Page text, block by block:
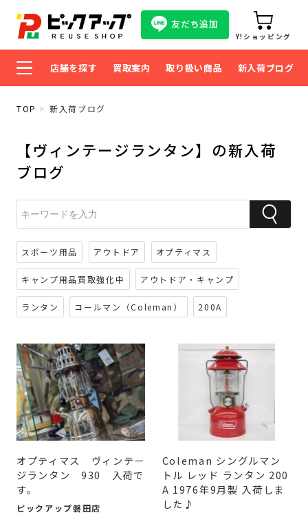
友だち追加
Y!ショッピング
店舗を探す 買取案内 取り扱い商品 新入荷ブログ
TOP 新入荷ブログ
【ヴィンテージランタン】の新入荷
ブログ
スポーツ用品 アウトドア オプティマス
キャンプ用品買取強化中 アウトドア・キャンプ
ランタン コールマン（Coleman） 200A
オプティマス ヴィンテー
ジランタン 930 入荷で
す。
ピックアップ磐田店
Coleman シングルマン
トル レッド ランタン 200
A 1976年9月製 入荷しま
した♪